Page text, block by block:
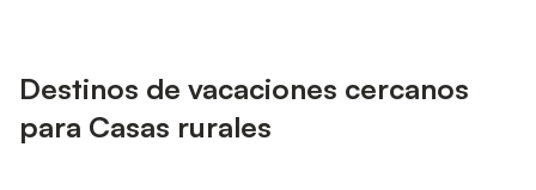
Destinos de vacaciones cercanos
para Casas rurales